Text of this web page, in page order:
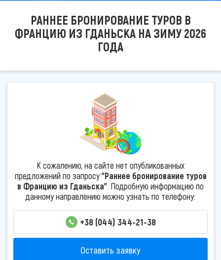
РАННЕЕ БРОНИРОВАНИЕ ТУРОВ В
ФРАНЦИЮ ИЗ ГДАНЬСКА НА ЗИМУ 2026
ГОДА
К сожалению, на сайте нет опубликованных
предложений по запросу"Раннее бронирование туров
в Францию из Гданьска". Подробную информацию по
данному направлению можно узнать по телефону:
+38 (044) 344-21-38
Оставить заявку